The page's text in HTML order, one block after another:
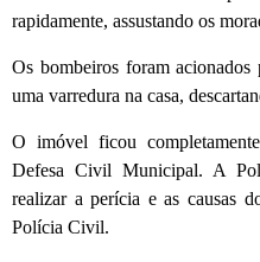
rapidamente, assustando os
Os bombeiros foram
uma varredura na casa,
O imóvel ficou
Defesa Civil Municipal. A
realizar a perícia e as causas
Polícia Civil.